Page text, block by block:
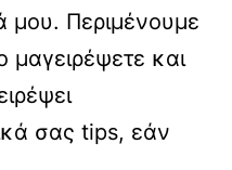
μου. Περιμένουμε
μαγειρέψετε και
σας tips, εάν